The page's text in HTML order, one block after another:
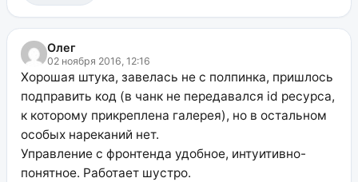
Олег
02 ноября 2016, 12:16
Хорошая штука, завелась не с полпинка, пришлось
подправить код (в чанк не передавался id ресурса,
к которому прикреплена галерея), но в остальном
особых нареканий нет.
Управление с фронтенда удобное, интуитивно-
понятное. Работает шустро.